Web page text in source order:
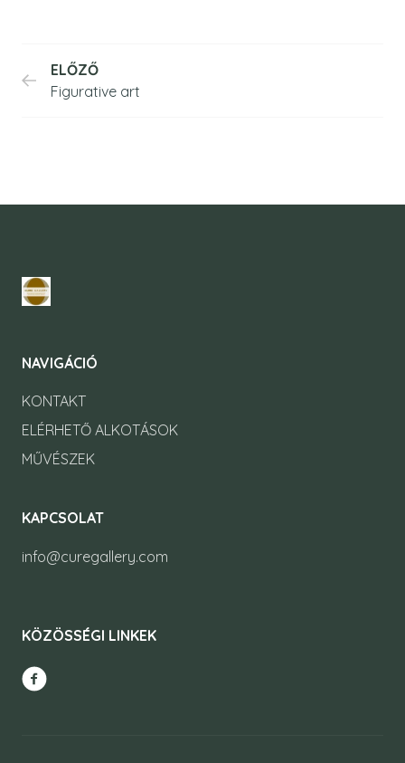
ELŐZŐ
Figurative art
NAVIGÁCIÓ
KONTAKT
ELÉRHETŐ ALKOTÁSOK
MŰVÉSZEK
KAPCSOLAT
info@curegallery.com
KÖZÖSSÉGI LINKEK